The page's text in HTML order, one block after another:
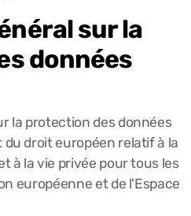
sur la
données
la protection des données
du droit européen relatif à la
à la vie privée pour tous les
européenne et de l'Espace